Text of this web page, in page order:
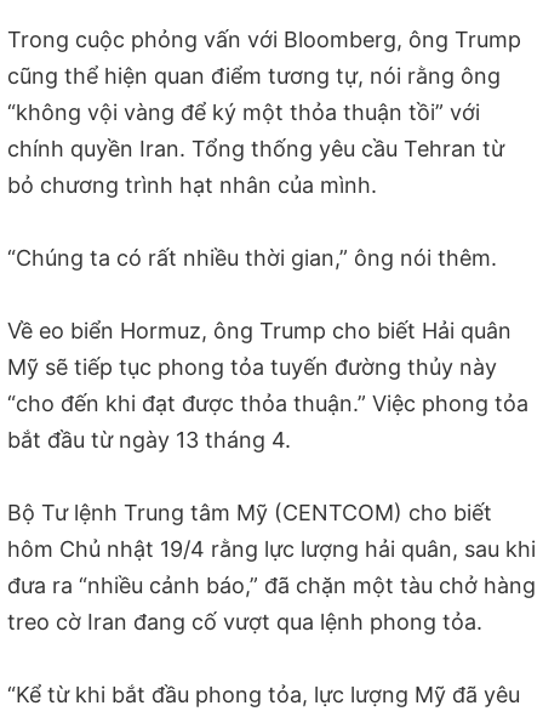
Trong cuộc phỏng vấn với Bloomberg, ông Trump
cũng thể hiện quan điểm tương tự, nói rằng ông
“không vội vàng để ký một thỏa thuận tồi” với
chính quyền Iran. Tổng thống yêu cầu Tehran từ
bỏ chương trình hạt nhân của mình.
“Chúng ta có rất nhiều thời gian,” ông nói thêm.
Về eo biển Hormuz, ông Trump cho biết Hải quân
Mỹ sẽ tiếp tục phong tỏa tuyến đường thủy này
“cho đến khi đạt được thỏa thuận.” Việc phong tỏa
bắt đầu từ ngày 13 tháng 4.
Bộ Tư lệnh Trung tâm Mỹ (CENTCOM) cho biết
hôm Chủ nhật 19/4 rằng lực lượng hải quân, sau khi
đưa ra “nhiều cảnh báo,” đã chặn một tàu chở hàng
treo cờ Iran đang cố vượt qua lệnh phong tỏa.
“Kể từ khi bắt đầu phong tỏa, lực lượng Mỹ đã yêu